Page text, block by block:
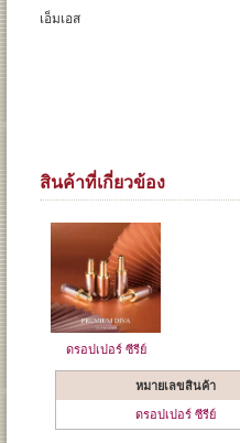
เอ็มเอส
สินค้าที่เกี่ยวข้อง
ดรอปเปอร์ ซีรีย์
หมายเลขสินค้า
ดรอปเปอร์ ซีรีย์